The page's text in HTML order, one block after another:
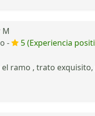
M
-
5 (Experiencia
ramo , trato exquisito,